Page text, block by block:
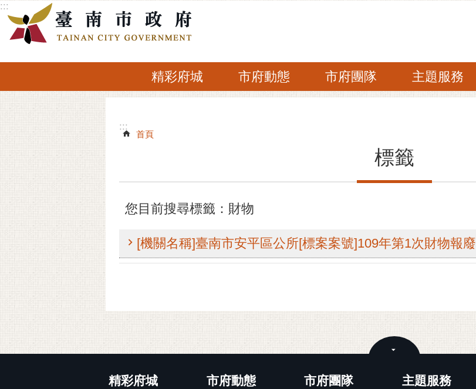
跳到主要內容區塊
:::
精彩府城 市府動態 市府團隊 主題服務
:::
:::
首頁
標籤
您目前搜尋標籤：財物
[機關名稱]臺南市安平區公所[標案案號]109年第1次財物報廢
精彩府城 市府動態 市府團隊 主題服務